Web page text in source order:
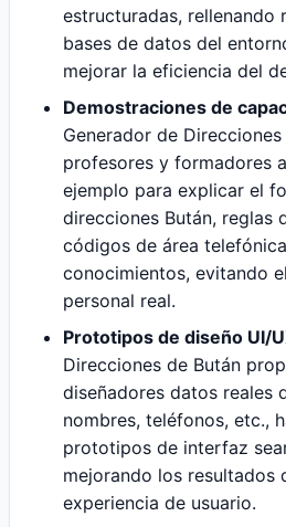
estructuradas, rellenando
bases de datos del
mejorar la eficiencia del
Demostraciones de
Generador de
profesores y formadores
ejemplo para explicar el
direcciones Bután, reglas
códigos de área
conocimientos, evitando
personal real.
Prototipos de diseño UI/
Direcciones de Bután
diseñadores datos reales
nombres, teléfonos, etc.,
prototipos de interfaz
mejorando los resultados
experiencia de usuario.